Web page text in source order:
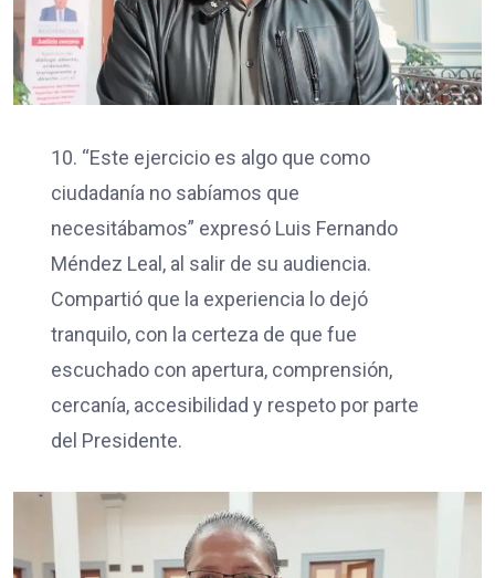
10. “Este ejercicio es algo que como
ciudadanía no sabíamos que
necesitábamos” expresó Luis Fernando
Méndez Leal, al salir de su audiencia.
Compartió que la experiencia lo dejó
tranquilo, con la certeza de que fue
escuchado con apertura, comprensión,
cercanía, accesibilidad y respeto por parte
del Presidente.